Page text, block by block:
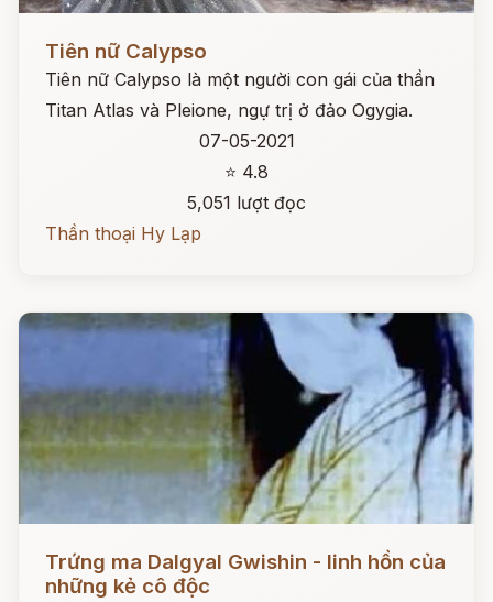
Tiên nữ Calypso
Tiên nữ Calypso là một người con gái của thần
Titan Atlas và Pleione, ngự trị ở đảo Ogygia.
07-05-2021
⭐ 4.8
5,051 lượt đọc
Thần thoại Hy Lạp
Trứng ma Dalgyal Gwishin - linh hồn của
những kẻ cô độc